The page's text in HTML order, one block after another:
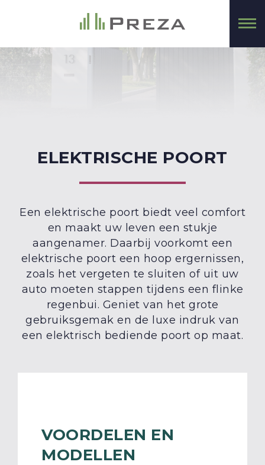
ELEKTRISCHE POORT
Een elektrische poort biedt veel comfort
en maakt uw leven een stukje
aangenamer. Daarbij voorkomt een
elektrische poort een hoop ergernissen,
zoals het vergeten te sluiten of uit uw
auto moeten stappen tijdens een flinke
regenbui. Geniet van het grote
gebruiksgemak en de luxe indruk van
een elektrisch bediende poort op maat.
VOORDELEN EN
MODELLEN